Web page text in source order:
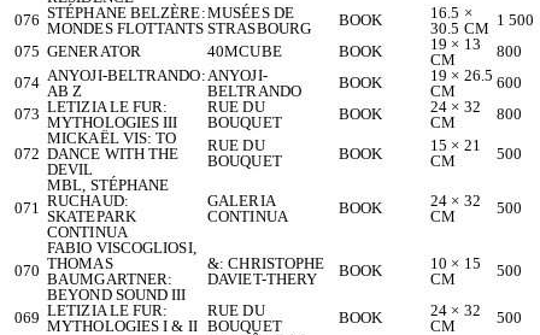
076 STÉPHANE BELZÈRE:
MONDES FLOTTANTS
MUSÉES DE
STRASBOURG
BOOK
16.5 ×
30.5 CM 1 500
075 GENERATOR 40MCUBE BOOK
19 × 13
CM
800
074 ANYOJI-BELTRANDO:
AB Z
ANYOJI-
BELTRANDO
BOOK
19 × 26.5
CM
600
073 LETIZIA LE FUR:
MYTHOLOGIES III
RUE DU
BOUQUET
BOOK
24 × 32
CM
800
072
MICKAËL VIS: TO
DANCE WITH THE
DEVIL
RUE DU
BOUQUET
BOOK
15 × 21
CM
500
071
MBL, STÉPHANE
RUCHAUD:
SKATEPARK
CONTINUA
GALERIA
CONTINUA
BOOK
24 × 32
CM
500
070
FABIO VISCOGLIOSI,
THOMAS
BAUMGARTNER:
BEYOND SOUND III
&: CHRISTOPHE
DAVIET-THERY
BOOK
10 × 15
CM
500
069 LETIZIA LE FUR:
MYTHOLOGIES I & II
RUE DU
BOUQUET
BOOK
24 × 32
CM
500